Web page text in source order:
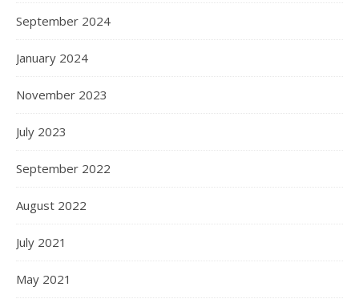
September 2024
January 2024
November 2023
July 2023
September 2022
August 2022
July 2021
May 2021